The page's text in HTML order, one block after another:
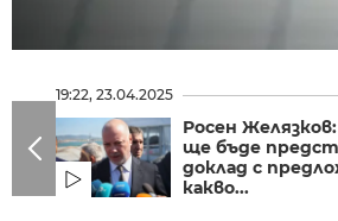
19:22, 23.04.2025
Росен
ще бъде
доклад с
какво...